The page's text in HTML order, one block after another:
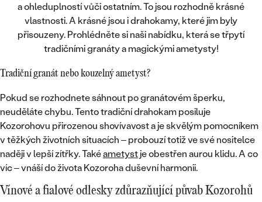
a ohleduplností vůči ostatním. To jsou rozhodně krásné
vlastnosti. A krásné jsou i drahokamy, které jim byly
přisouzeny. Prohlédněte si naši nabídku, která se třpytí
tradičními granáty a magickými ametysty!
Tradiční granát nebo kouzelný ametyst?
Pokud se rozhodnete sáhnout po granátovém šperku,
neuděláte chybu. Tento tradiční drahokam posiluje
Kozorohovu přirozenou shovívavost a je skvělým pomocníkem
v těžkých životních situacích – probouzí totiž ve své nositelce
naději v lepší zítřky. Takéametystje obestřen aurou klidu. A co
víc – vnáší do života Kozorohaduševní harmonii.
Vínové a fialové odlesky zdůrazňující půvab Kozorohů